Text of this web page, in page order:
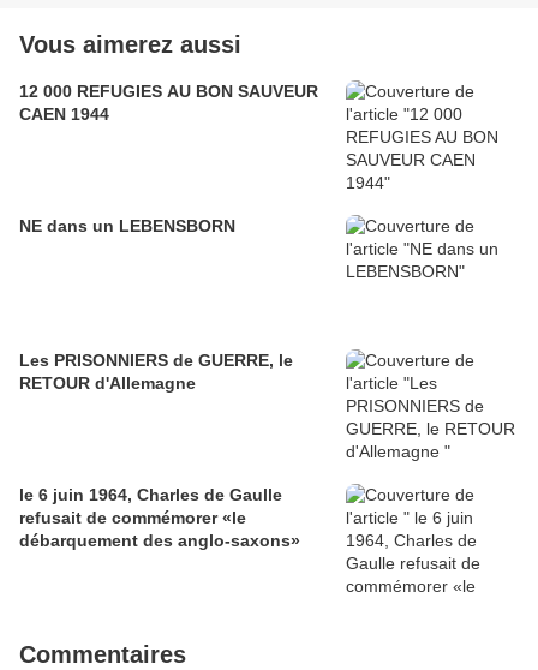
Vous aimerez aussi
12 000 REFUGIES AU BON SAUVEUR
CAEN 1944
NE dans un LEBENSBORN
Les PRISONNIERS de GUERRE, le
RETOUR d'Allemagne
le 6 juin 1964, Charles de Gaulle
refusait de commémorer «le
débarquement des anglo-saxons»
Commentaires